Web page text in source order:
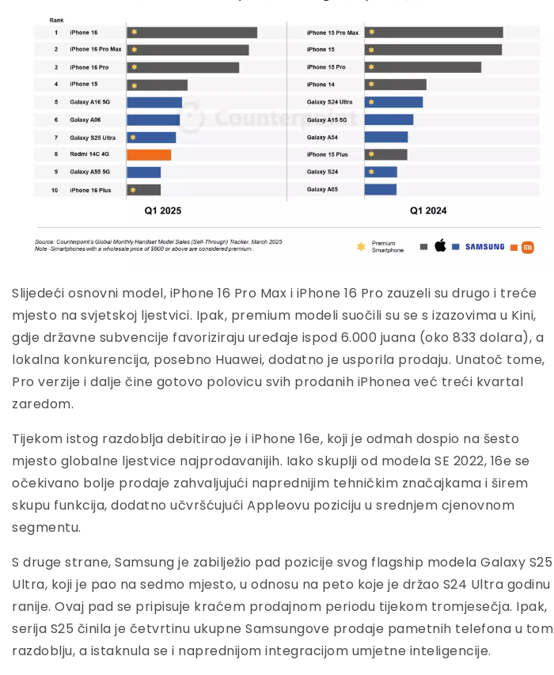
Slijedeći osnovni model, iPhone 16 Pro Max i iPhone 16 Pro zauzeli su drugo i treće
mjesto na svjetskoj ljestvici. Ipak, premium modeli suočili su se s izazovima u Kini,
gdje državne subvencije favoriziraju uređaje ispod 6.000 juana (oko 833 dolara), a
lokalna konkurencija, posebno Huawei, dodatno je usporila prodaju. Unatoč tome,
Pro verzije i dalje čine gotovo polovicu svih prodanih iPhonea već treći kvartal
zaredom.
Tijekom istog razdoblja debitirao je i iPhone 16e, koji je odmah dospio na šesto
mjesto globalne ljestvice najprodavanijih. Iako skuplji od modela SE 2022, 16e se
očekivano bolje prodaje zahvaljujući naprednijim tehničkim značajkama i širem
skupu funkcija, dodatno učvršćujući Appleovu poziciju u srednjem cjenovnom
segmentu.
S druge strane, Samsung je zabilježio pad pozicije svog flagship modela Galaxy S25
Ultra, koji je pao na sedmo mjesto, u odnosu na peto koje je držao S24 Ultra godinu
ranije. Ovaj pad se pripisuje kraćem prodajnom periodu tijekom tromjesečja. Ipak,
serija S25 činila je četvrtinu ukupne Samsungove prodaje pametnih telefona u tom
razdoblju, a istaknula se i naprednijom integracijom umjetne inteligencije.